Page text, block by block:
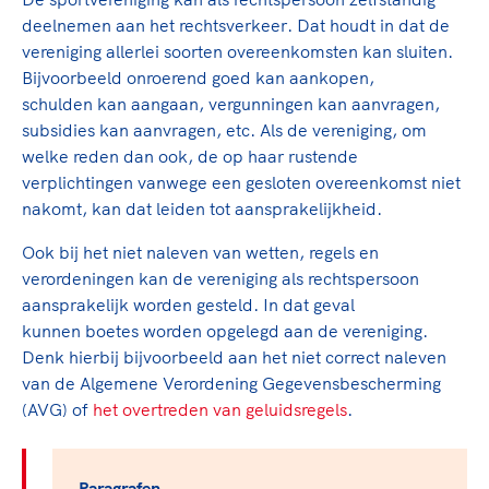
Sportakkoord II
Game Changer
TeamNL kids
Olympische geschiedenis
Nieuwspagina
Columns
Veilige en integere sport
Diversiteit en inclusie
Gezonde sportomgeving
Duurzaamheid
Bekwaam sportkader
Vitale clubs en bestuurlijk kader
Sportmatch
Clubacties
Handboek Wet- en Regelgeving
Opleidingen en trainingen
TeamNL Academie Kalender
Kennisaanbod TeamNL Experts
TeamNL Sport Science Centre
Olympische Spelen LA28
Europese Spelen Istanbul 2027
Topsportbeleid
Topsportfinanciering
Maatschappelijke waarde topsport
deelnemen aan het rechtsverkeer. Dat houdt in dat de
vereniging allerlei soorten overeenkomsten kan sluiten.
Bijvoorbeeld onroerend goed kan aankopen,
schulden kan aangaan, vergunningen kan aanvragen,
subsidies kan aanvragen, etc. Als de vereniging, om
welke reden dan ook, de op haar rustende
verplichtingen vanwege een gesloten overeenkomst niet
nakomt, kan dat leiden tot aansprakelijkheid.
Ook bij het niet naleven van wetten, regels en
verordeningen kan de vereniging als rechtspersoon
aansprakelijk worden gesteld. In dat geval
kunnen boetes worden opgelegd aan de vereniging.
Denk hierbij bijvoorbeeld aan het niet correct naleven
van de Algemene Verordening Gegevensbescherming
(AVG) of het overtreden van geluidsregels.